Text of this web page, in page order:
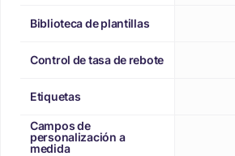
Biblioteca de plantillas
Control de tasa de rebote
Etiquetas
Campos de
personalización a
medida